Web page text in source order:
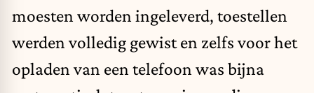
moesten worden ingeleverd, toestellen
werden volledig gewist en zelfs voor het
opladen van een telefoon was bijna